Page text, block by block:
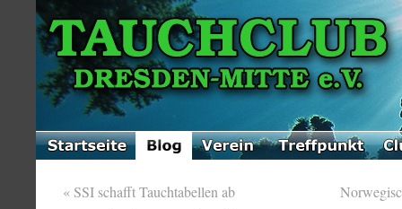
« SSI schafft Tauchtabellen ab